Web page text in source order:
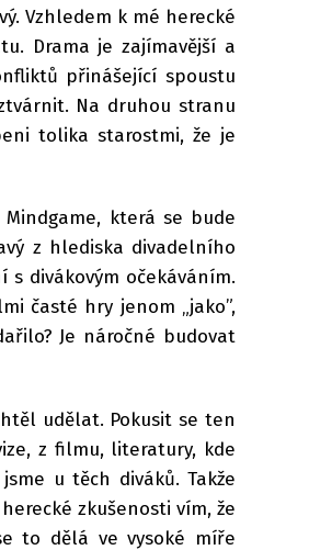
Vzhledem k mé herecké
Drama je zajímavější a
přinášející spoustu
Na druhou stranu
tolika starostmi, že je
která se bude
z hlediska divadelního
divákovým očekáváním.
časté hry jenom „jako”,
Je náročné budovat
udělat. Pokusit se ten
z filmu, literatury, kde
u těch diváků. Takže
zkušenosti vím, že
to dělá ve vysoké míře